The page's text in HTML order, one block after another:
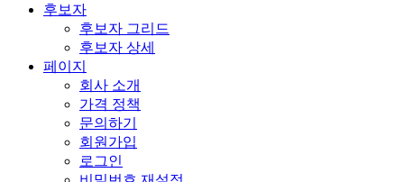
후보자
후보자 그리드
후보자 상세
페이지
회사 소개
가격 정책
문의하기
회원가입
로그인